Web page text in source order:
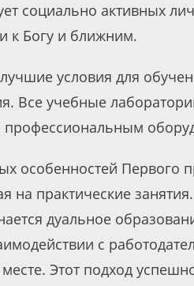
социально активных
к Богу и ближним.
условия для
Все учебные
особенностей Первого
на практические
дуальное
с
Этот подход